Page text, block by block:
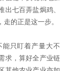
出七百弄盐焗鸡、
的正是这一步。
只盯着产量大不
求，算好全产业链